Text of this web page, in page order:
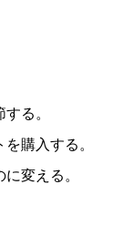
る。
購入する。
変える。